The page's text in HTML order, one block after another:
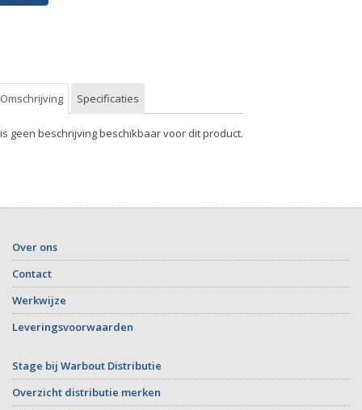
Omschrijving Specificaties
geen beschrijving beschikbaar voor dit product.
Over ons
Contact
Werkwijze
Leveringsvoorwaarden
Stage bij Warbout Distributie
Overzicht distributie merken